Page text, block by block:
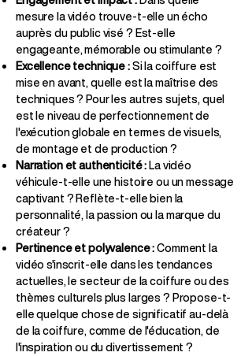
mesure la vidéo trouve-t-elle un écho
auprès du public visé ? Est-elle
engageante, mémorable ou stimulante ?
Excellence technique :Si la coiffure est
mise en avant, quelle est la maîtrise des
techniques ? Pour les autres sujets, quel
est le niveau de perfectionnement de
l'exécution globale en termes de visuels,
de montage et de production ?
Narration et authenticité :La vidéo
véhicule-t-elle une histoire ou un message
captivant ? Reflète-t-elle bien la
personnalité, la passion ou la marque du
créateur ?
Pertinence et polyvalence :Comment la
vidéo s'inscrit-elle dans les tendances
actuelles, le secteur de la coiffure ou des
thèmes culturels plus larges ? Propose-t-
elle quelque chose de significatif au-delà
de la coiffure, comme de l'éducation, de
l'inspiration ou du divertissement ?